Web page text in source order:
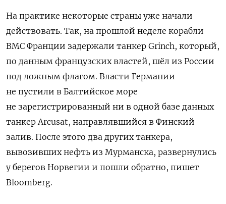
На практике некоторые страны уже начали
действовать. Так, на прошлой неделе корабли
ВМС Франции задержали танкер Grinch, который,
по данным французских властей, шёл из России
под ложным флагом. Власти Германии
не пустили в Балтийское море
не зарегистрированный ни в одной базе данных
танкер Arcusat, направлявшийся в Финский
залив. После этого два других танкера,
вывозивших нефть из Мурманска, развернулись
у берегов Норвегии и пошли обратно, пишет
Bloomberg.